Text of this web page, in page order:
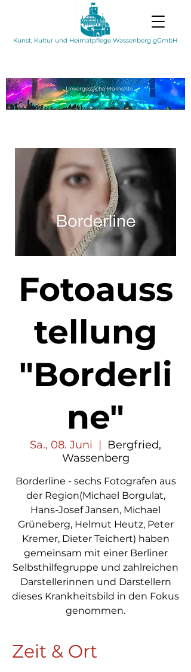
Kunst, Kultur und Heimatpflege Wassenberg gGmbH
UnvergesslicheMomente
Fotoauss
tellung
"Borderli
ne"
Sa., 08. Juni
  |
Bergfried,
Wassenberg
Borderline - sechs Fotografen aus
der Region(Michael Borgulat,
Hans-Josef Jansen, Michael
Grüneberg, Helmut Heutz, Peter
Kremer, Dieter Teichert) haben
gemeinsam mit einer Berliner
Selbsthilfegruppe und zahlreichen
Darstellerinnen und Darstellern
dieses Krankheitsbild in den Fokus
genommen.
Zeit & Ort